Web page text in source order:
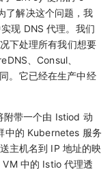
了解决这个问题，我
现 DNS 代理。我们
下处理所有我们想要
、Consul、
。它已经在生产中经
附带一个由 Istiod 动
中的 Kubernetes 服务
主机名到 IP 地址的映
中的 Istio 代理透